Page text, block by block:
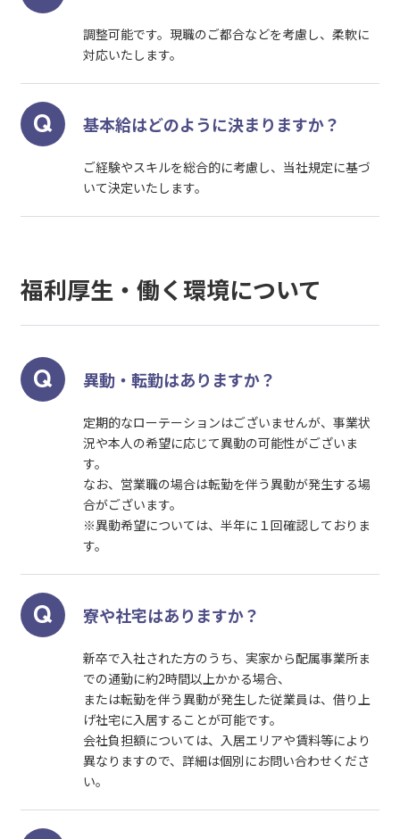
調整可能です。現職のご都合などを考慮し、柔軟に
対応いたします。
基本給はどのように決まりますか？
ご経験やスキルを総合的に考慮し、当社規定に基づ
いて決定いたします。
福利厚生・働く環境について
異動・転勤はありますか？
定期的なローテーションはございませんが、事業状
況や本人の希望に応じて異動の可能性がございま
す。
なお、営業職の場合は転勤を伴う異動が発生する場
合がございます。
※異動希望については、半年に１回確認しておりま
す。
寮や社宅はありますか？
新卒で入社された方のうち、実家から配属事業所ま
での通勤に約2時間以上かかる場合、
または転勤を伴う異動が発生した従業員は、借り上
げ社宅に入居することが可能です。
会社負担額については、入居エリアや賃料等により
異なりますので、詳細は個別にお問い合わせくださ
い。